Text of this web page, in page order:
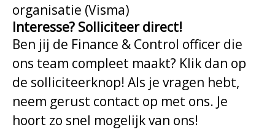
organisatie (Visma)
Interesse? Solliciteer direct!
Ben jij de Finance & Control officer die
ons team compleet maakt? Klik dan op
de solliciteerknop! Als je vragen hebt,
neem gerust contact op met ons. Je
hoort zo snel mogelijk van ons!